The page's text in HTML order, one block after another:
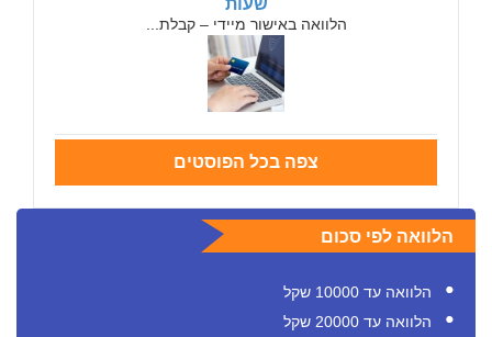
שעות
הלוואה באישור מיידי – קבלת...
צפה בכל הפוסטים
הלוואה לפי סכום
הלוואה עד 10000 שקל
הלוואה עד 20000 שקל